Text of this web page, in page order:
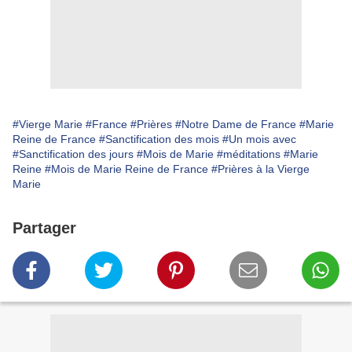
#Vierge Marie #France #Prières #Notre Dame de France #Marie
Reine de France #Sanctification des mois #Un mois avec
#Sanctification des jours #Mois de Marie #méditations #Marie
Reine #Mois de Marie Reine de France #Prières à la Vierge
Marie
Partager